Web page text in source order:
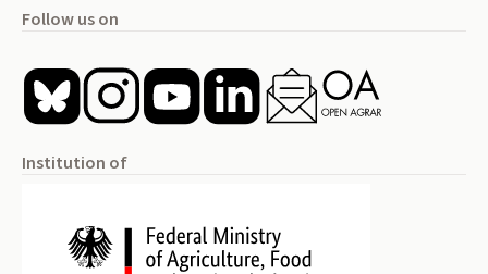
Follow us on
Institution of